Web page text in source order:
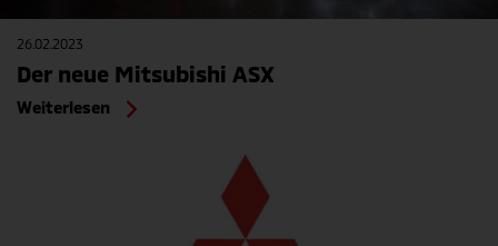
26.02.2023
Der neue Mitsubishi ASX
Weiterlesen